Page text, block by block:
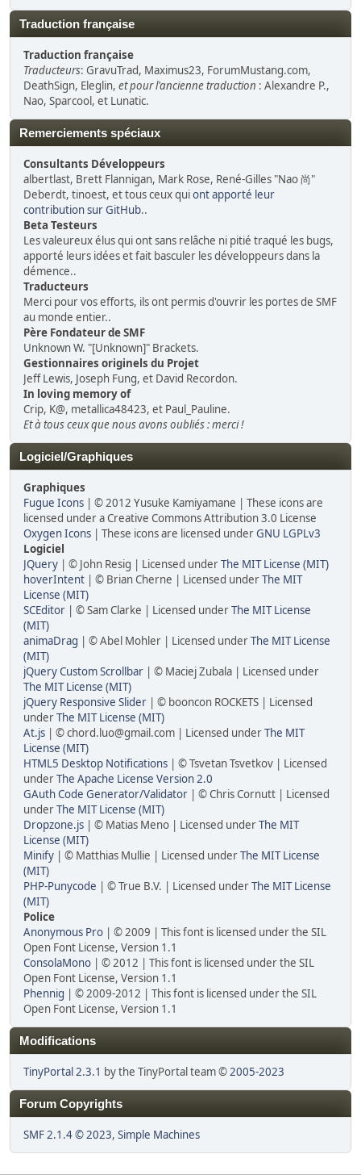
Traduction française
Traduction française
Traducteurs: GravuTrad, Maximus23, ForumMustang.com,
DeathSign, Eleglin, et pour l'ancienne traduction : Alexandre P.,
Nao, Sparcool, et Lunatic.
Remerciements spéciaux
Consultants Développeurs
albertlast, Brett Flannigan, Mark Rose, René-Gilles "Nao 尚"
Deberdt, tinoest, et tous ceux quiont apporté leur
contribution sur GitHub..
Beta Testeurs
Les valeureux élus qui ont sans relâche ni pitié traqué les bugs,
apporté leurs idées et fait basculer les développeurs dans la
démence..
Traducteurs
Merci pour vos efforts, ils ont permis d'ouvrir les portes de SMF
au monde entier..
Père Fondateur de SMF
Unknown W. "[Unknown]" Brackets.
Gestionnaires originels du Projet
Jeff Lewis, Joseph Fung, et David Recordon.
In loving memory of
Crip, K@, metallica48423, et Paul_Pauline.
Et à tous ceux que nous avons oubliés : merci !
Logiciel/Graphiques
Graphiques
Fugue Icons | © 2012 Yusuke Kamiyamane | These icons are
licensed under a Creative Commons Attribution 3.0 License
Oxygen Icons | These icons are licensed underGNU LGPLv3
Logiciel
JQuery | © John Resig | Licensed underThe MIT License (MIT)
hoverIntent | © Brian Cherne | Licensed underThe MIT
License (MIT)
SCEditor | © Sam Clarke | Licensed underThe MIT License
(MIT)
animaDrag | © Abel Mohler | Licensed underThe MIT License
(MIT)
jQuery Custom Scrollbar | © Maciej Zubala | Licensed under
The MIT License (MIT)
jQuery Responsive Slider | © booncon ROCKETS | Licensed
underThe MIT License (MIT)
At.js | © chord.luo@gmail.com | Licensed underThe MIT
License (MIT)
HTML5 Desktop Notifications | © Tsvetan Tsvetkov | Licensed
underThe Apache License Version 2.0
GAuth Code Generator/Validator | © Chris Cornutt | Licensed
underThe MIT License (MIT)
Dropzone.js | © Matias Meno | Licensed underThe MIT
License (MIT)
Minify | © Matthias Mullie | Licensed underThe MIT License
(MIT)
PHP-Punycode | © True B.V. | Licensed underThe MIT License
(MIT)
Police
Anonymous Pro | © 2009 | This font is licensed under the SIL
Open Font License, Version 1.1
ConsolaMono | © 2012 | This font is licensed under the SIL
Open Font License, Version 1.1
Phennig | © 2009-2012 | This font is licensed under the SIL
Open Font License, Version 1.1
Modifications
TinyPortal 2.3.1 by the TinyPortal team ©2005-2023
Forum Copyrights
SMF 2.1.4 © 2023, Simple Machines